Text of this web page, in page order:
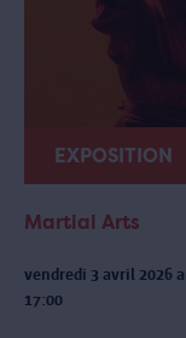
EXPOSITION
Martial Arts
vendredi 3 avril 2026
17:00